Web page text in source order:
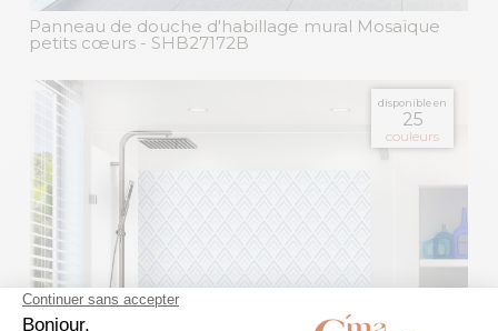
Panneau de douche d'habillage mural Mosaïque
petits cœurs - SHB27172B
disponible en
25
couleurs